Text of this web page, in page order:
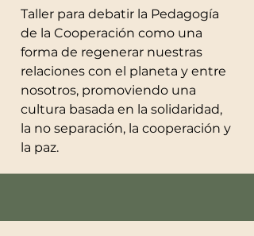
Taller para debatir la Pedagogía
de la Cooperación como una
forma de regenerar nuestras
relaciones con el planeta y entre
nosotros, promoviendo una
cultura basada en la solidaridad,
la no separación, la cooperación y
la paz.